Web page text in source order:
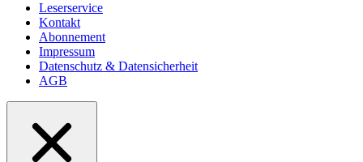
Leserservice
Kontakt
Abonnement
Impressum
Datenschutz & Datensicherheit
AGB